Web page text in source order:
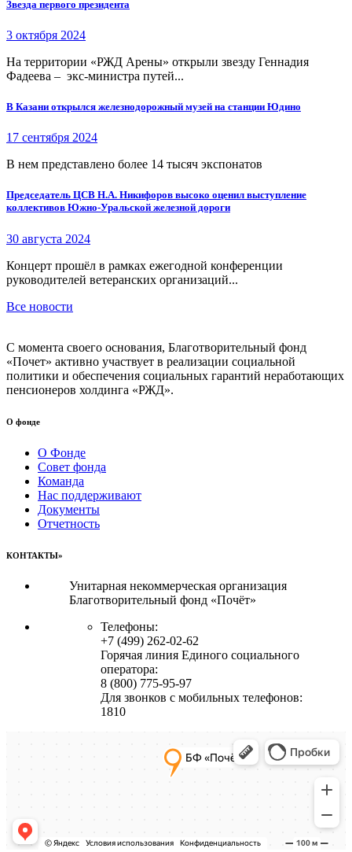
Звезда первого президента
3 октября 2024
На территории «РЖД Арены» открыли звезду Геннадия
Фадеева – экс-министра путей...
В Казани открылся железнодорожный музей на станции Юдино
17 сентября 2024
В нем представлено более 14 тысяч экспонатов
Председатель ЦСВ Н.А. Никифоров высоко оценил выступление
коллективов Южно-Уральской железной дороги
30 августа 2024
Концерт прошёл в рамках ежегодной конференции
руководителей ветеранских организаций...
Все новости
С момента своего основания, Благотворительный фонд
«Почет» активно участвует в реализации социальной
политики и обеспечения социальных гарантий неработающих
пенсионеров холдинга «РЖД».
О фонде
О Фонде
Совет фонда
Команда
Нас поддерживают
Документы
Отчетность
КОНТАКТЫ»
Унитарная некоммерческая организация
Благотворительный фонд «Почёт»
Телефоны:
+7 (499) 262-02-62
Горячая линия Единого социального
оператора:
8 (800) 775-95-97
Для звонков с мобильных телефонов:
1810